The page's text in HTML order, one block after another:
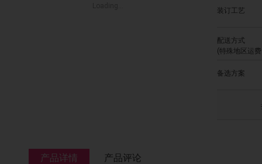
装订工艺
配送方式
(特殊地区运
备选方案
产品详情 产品评论